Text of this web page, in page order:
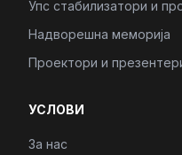
Упс стабилизатори и
Надворешна меморија
Проектори и
УСЛОВИ
За нас